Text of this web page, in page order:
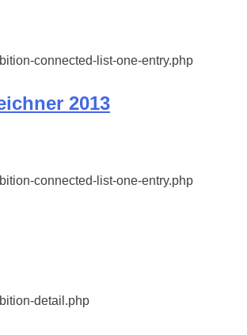
connected-list-one-entry.php
2013
connected-list-one-entry.php
detail.php